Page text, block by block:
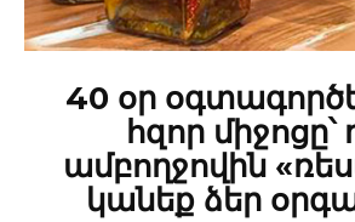
40 օր
հզոր միջոցը՝
ամբողջովին
կանեք ձեր